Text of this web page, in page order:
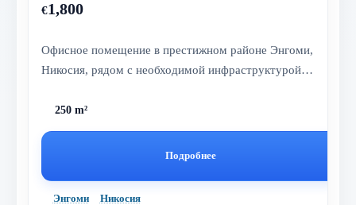
€1,800
Офисное помещение в престижном районе Энгоми,
Никосия, рядом с необходимой инфраструктурой и
250 m²
Подробнее
Энгоми Никосия